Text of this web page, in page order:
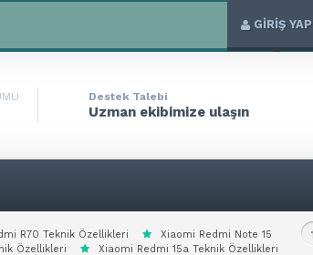
GİRİŞ YAP
Destek Talebi
Uzman ekibimize ulaşın
R70 Teknik Özellikleri
Xiaomi Redmi Note 15
Özellikleri Xiaomi Redmi 15a Teknik Özellikleri